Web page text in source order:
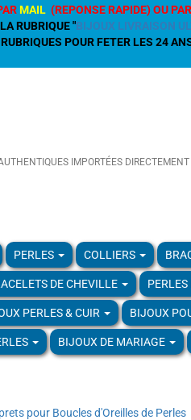
MAIL (REPONSE RAPIDE) OU
RUBRIQUE "BIJOUX LIVRAISON
POUR FETER LES 24
IMPORTÉES
PERLES COLLIERS
DE CHEVILLE PERLES
PERLES & CUIR BIJOUX
BIJOUX DE MARIAGE
pour Boucles d'Oreilles de Perles